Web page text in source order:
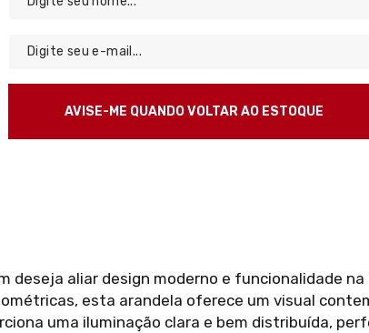
deseja aliar design moderno e funcionalidade na
esta arandela oferece um visual
uma iluminação clara e bem distribuída,